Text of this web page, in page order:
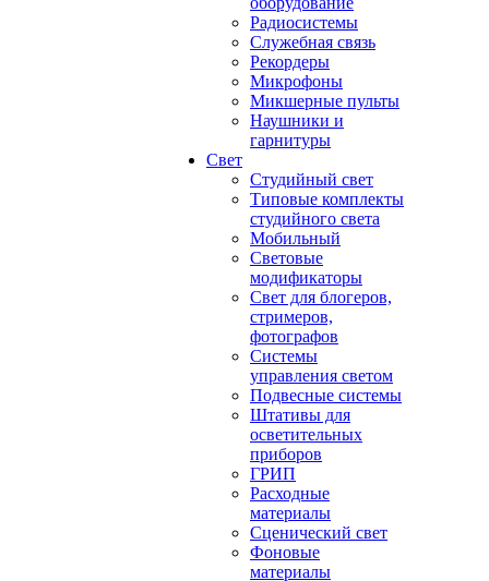
Радиосистемы
Служебная связь
Рекордеры
Микрофоны
Микшерные пульты
Наушники и
гарнитуры
Свет
Студийный свет
Типовые комплекты
студийного света
Мобильный
Световые
модификаторы
Свет для блогеров,
стримеров,
фотографов
Системы
управления светом
Подвесные системы
Штативы для
осветительных
приборов
ГРИП
Расходные
материалы
Сценический свет
Фоновые
материалы